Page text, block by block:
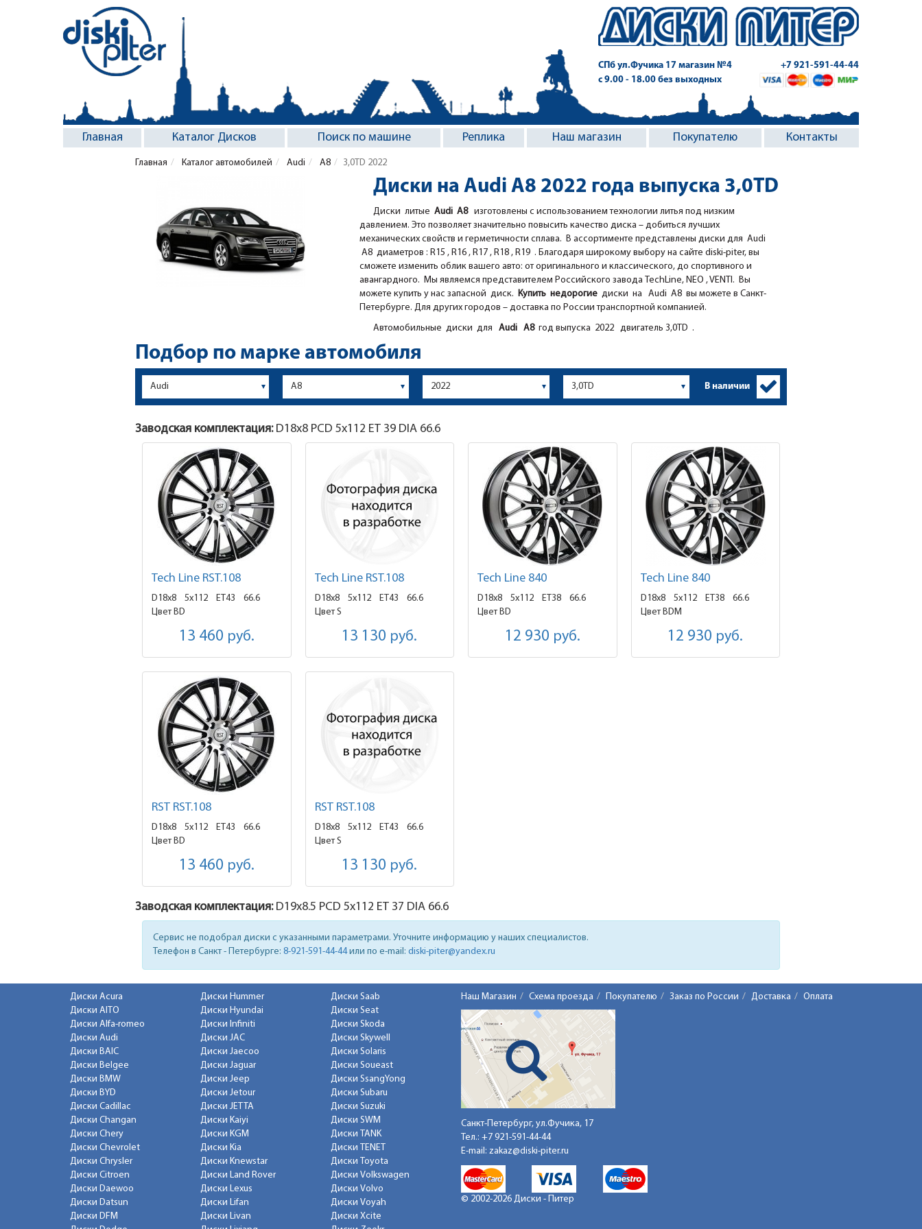
СПб ул.Фучика 17магазин №4
+7 921-591-44-44
с 9.00 - 18.00 без выходных
Главная Каталог Дисков Поиск по машине Реплика Наш магазин Покупателю Контакты
Главная Каталог автомобилей Audi A8 3,0TD 2022
Диски на Audi A8 2022 года выпуска 3,0TD
Диски литые Audi A8 изготовлены с использованием технологии литья под низким
давлением. Это позволяет значительно повысить качество диска – добиться лучших
механических свойств и герметичности сплава. В ассортименте представлены диски для Audi
A8 диаметров : R15 , R16 , R17 , R18 , R19 . Благодаря широкому выбору на сайте diski-piter, вы
сможете изменить облик вашего авто: от оригинального и классического, до спортивного и
авангардного. Мы являемся представителем Российского завода TechLine, NEO , VENTI. Вы
можете купить у нас запасной диск. Купить недорогие диски на Audi A8 вы можете в Санкт-
Петербурге. Для других городов – доставка по России транспортной компанией.
Автомобильные диски для
Audi A8год выпуска 2022 двигатель 3,0TD .
Подбор по марке автомобиля
В наличии
Заводская комплектация: D18x8 PCD 5x112 ET 39 DIA 66.6
Tech Line RST.108
D18x8 5x112 ET43
66.6
Цвет BD
13 460 руб.
Tech Line RST.108
D18x8 5x112 ET43
66.6
Цвет S
13 130 руб.
Tech Line 840
D18x8 5x112 ET38
66.6
Цвет BD
12 930 руб.
Tech Line 840
D18x8 5x112 ET38
66.6
Цвет BDM
12 930 руб.
RST RST.108
D18x8 5x112 ET43
66.6
Цвет BD
13 460 руб.
RST RST.108
D18x8 5x112 ET43
66.6
Цвет S
13 130 руб.
Заводская комплектация: D19x8.5 PCD 5x112 ET 37 DIA 66.6
Сервис не подобрал диски с указанными параметрами. Уточните информацию у наших специалистов.
Телефон в Санкт - Петербурге: 8-921-591-44-44или по e-mail: diski-piter@yandex.ru
Диски Acura
Диски AITO
Диски Alfa-romeo
Диски Audi
Диски BAIC
Диски Belgee
Диски BMW
Диски BYD
Диски Cadillac
Диски Changan
Диски Chery
Диски Chevrolet
Диски Chrysler
Диски Citroen
Диски Daewoo
Диски Datsun
Диски DFM
Диски Hummer
Диски Hyundai
Диски Infiniti
Диски JAC
Диски Jaecoo
Диски Jaguar
Диски Jeep
Диски Jetour
Диски JETTA
Диски Kaiyi
Диски KGM
Диски Kia
Диски Knewstar
Диски Land Rover
Диски Lexus
Диски Lifan
Диски Livan
Диски Saab
Диски Seat
Диски Skoda
Диски Skywell
Диски Solaris
Диски Soueast
Диски SsangYong
Диски Subaru
Диски Suzuki
Диски SWM
Диски TANK
Диски TENET
Диски Toyota
Диски Volkswagen
Диски Volvo
Диски Voyah
Диски Xcite
Наш Магазин Схема проезда Покупателю Заказ по России Доставка Оплата
Санкт-Петербург, ул.Фучика, 17
Тел.: +7 921-591-44-44
E-mail: zakaz@diski-piter.ru
© 2002-2026 Диски - Питер